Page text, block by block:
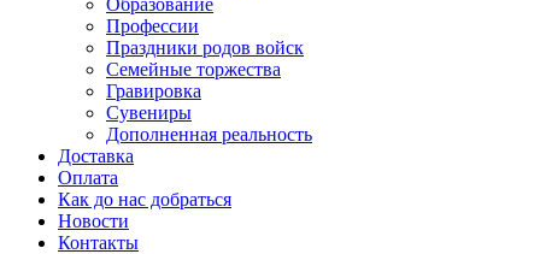
Образование
Профессии
Праздники родов войск
Семейные торжества
Гравировка
Сувениры
Дополненная реальность
Доставка
Оплата
Как до нас добраться
Новости
Контакты